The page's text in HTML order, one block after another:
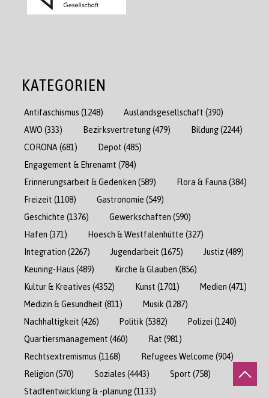
KATEGORIEN
Antifaschismus (1248) Auslandsgesellschaft (390)
AWO (333) Bezirksvertretung(479) Bildung(2244)
CORONA (681) Depot (485)
Engagement & Ehrenamt (784)
Erinnerungsarbeit & Gedenken (589) Flora & Fauna (384)
Freizeit (1108) Gastronomie (549)
Geschichte (1376) Gewerkschaften (590)
Hafen (371) Hoesch & Westfalenhütte (327)
Integration (2267) Jugendarbeit (1675) Justiz(489)
Keuning-Haus (489) Kirche & Glauben (856)
Kultur & Kreatives (4352) Kunst (1701) Medien (471)
Medizin & Gesundheit (811) Musik (1287)
Nachhaltigkeit (426) Politik (5382) Polizei (1240)
Quartiersmanagement (460) Rat (981)
Rechtsextremismus (1168) Refugees Welcome (904)
Religion (570) Soziales (4443) Sport (758)
Stadtentwicklung & -planung(1133)